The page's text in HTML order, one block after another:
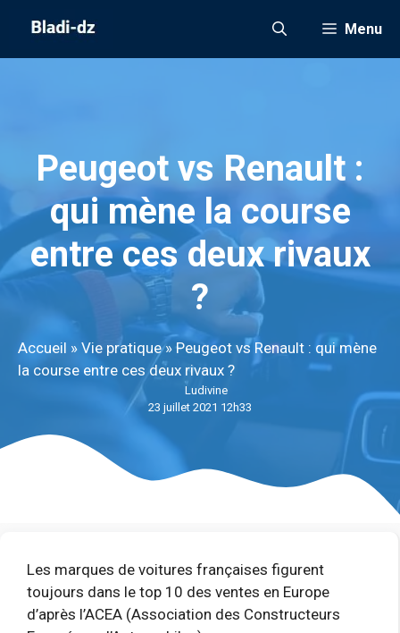
contenu
Menu
Peugeot vs Renault :
qui mène la course
entre ces deux rivaux
?
Accueil » Vie pratique» Peugeot vs Renault : qui mène
la course entre ces deux rivaux ?
Ludivine
23 juillet 2021 12h33
Les marques de voitures françaises figurent
toujours dans le top 10 des ventes en Europe
d’après l’ACEA (Association des Constructeurs